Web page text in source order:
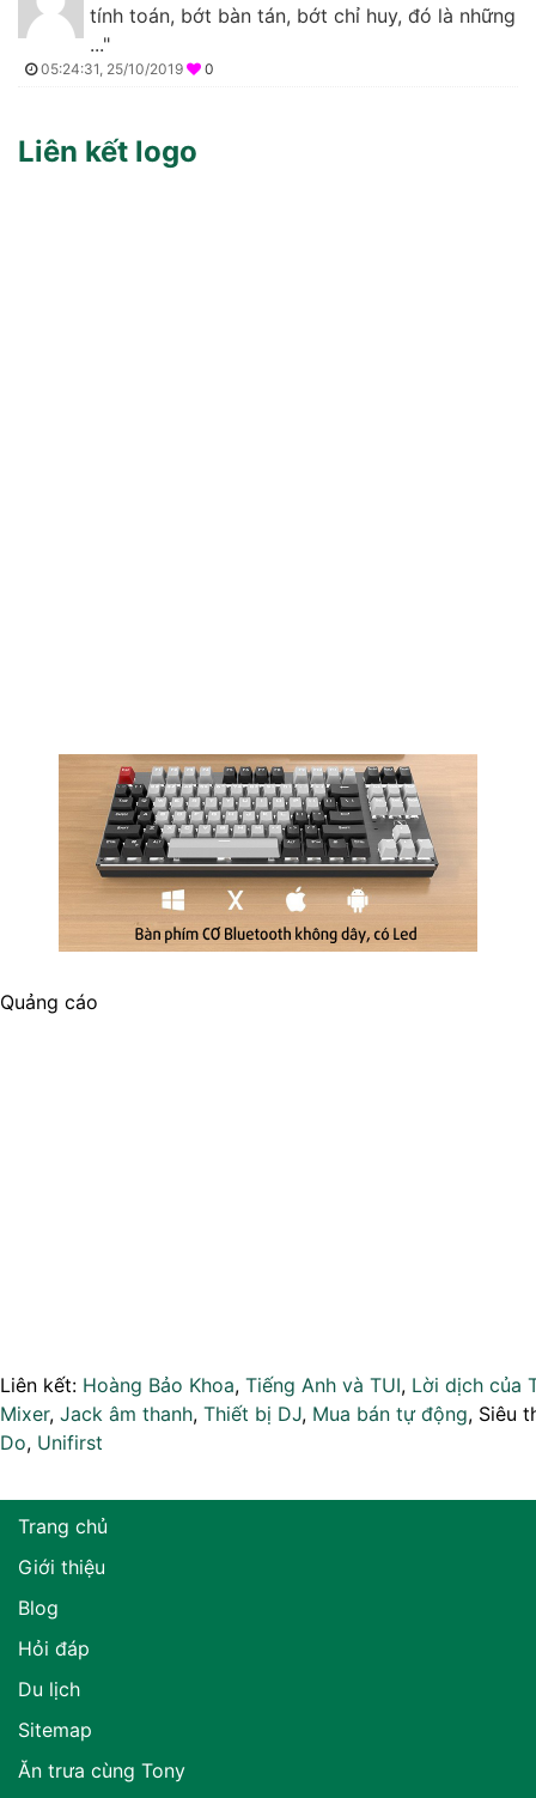
tính toán, bớt bàn tán, bớt chỉ huy, đó là những
..."
05:24:31, 25/10/2019 0
Liên kết logo
Quảng cáo
Liên kết: Hoàng Bảo Khoa, Tiếng Anh và TUI, Lời dịch của
Mixer, Jack âm thanh, Thiết bị DJ, Mua bán tự động, Siêu
Do, Unifirst
Trang chủ
Giới thiệu
Blog
Hỏi đáp
Du lịch
Sitemap
Ăn trưa cùng Tony